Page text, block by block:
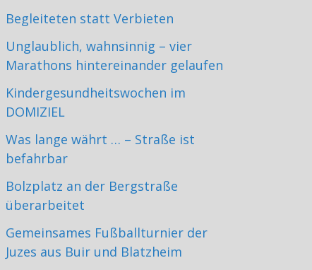
Begleiteten statt Verbieten
Unglaublich, wahnsinnig – vier
Marathons hintereinander gelaufen
Kindergesundheitswochen im
DOMIZIEL
Was lange währt … – Straße ist
befahrbar
Bolzplatz an der Bergstraße
überarbeitet
Gemeinsames Fußballturnier der
Juzes aus Buir und Blatzheim